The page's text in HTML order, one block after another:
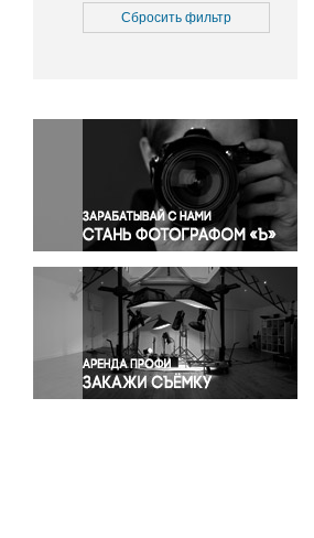
Медицина
Окружающая среда
Политика
Правосудие
Происшествия и конфликты
Религия
Светская жизнь
Спорт
Экология
Экономика и бизнес
Сбросить фильтр